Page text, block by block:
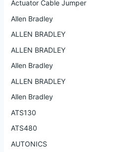
Actuator Cable Jumper
Allen Bradley
ALLEN BRADLEY
ALLEN BRADLEY
Allen Bradley
ALLEN BRADLEY
Allen Bradley
ATS130
ATS480
AUTONICS